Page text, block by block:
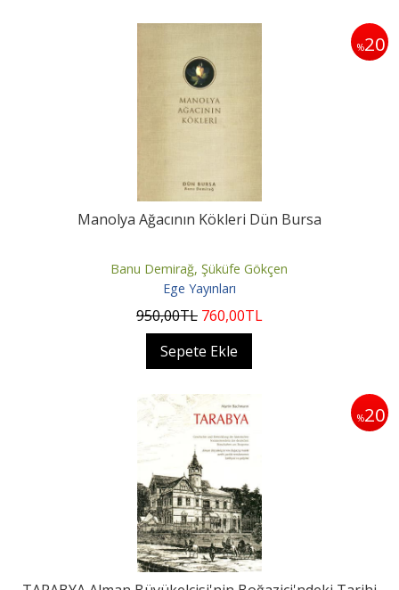
%20
Manolya Ağacının Kökleri Dün Bursa
Banu Demirağ, Şüküfe Gökçen
Ege Yayınları
950,00TL 760,00TL
Sepete Ekle
%20